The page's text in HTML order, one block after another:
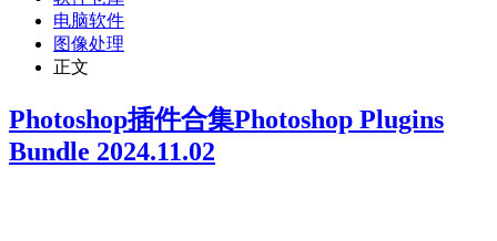
电脑软件
图像处理
正文
Photoshop插件合集Photoshop Plugins
Bundle 2024.11.02